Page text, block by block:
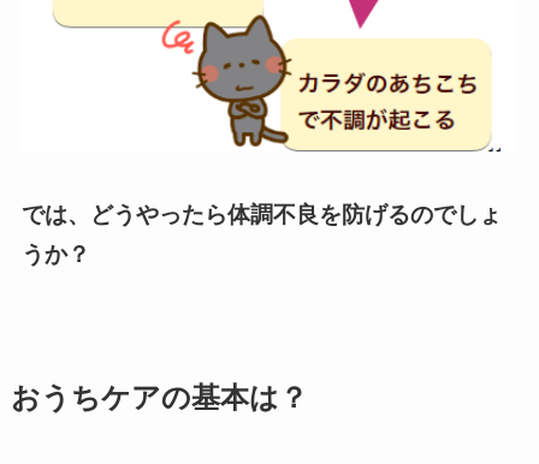
では、どうやったら体調不良を防げるのでしょ
うか？
おうちケアの基本は？